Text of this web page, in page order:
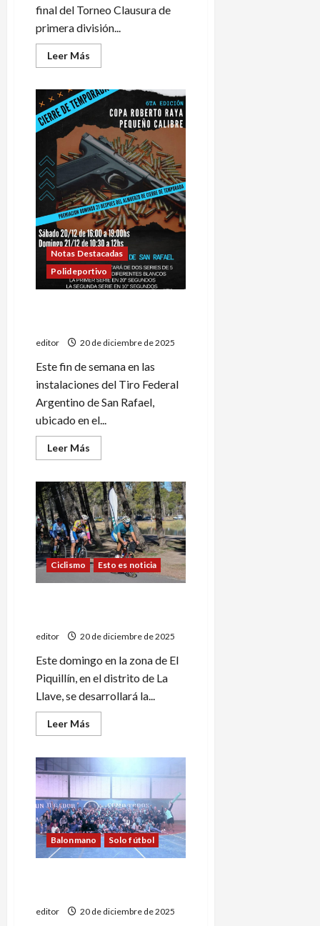
final del Torneo Clausura de
primera división...
Leer Más
más
Tenis
Club
gritó
¡¡Tricampeón!!
Notas Destacadas
Polideportivo
editor 20 de diciembre de 2025
Este fin de semana en las
instalaciones del Tiro Federal
Argentino de San Rafael,
ubicado en el...
Leer Más
más
VI
edición
de
la
Copa
«Roberto
Raya»
Ciclismo Esto es noticia
editor 20 de diciembre de 2025
Este domingo en la zona de El
Piquillín, en el distrito de La
Llave, se desarrollará la...
Leer Más
más
acerca
de
la
Temporada
de
Ruta
Balonmano Solo fútbol
editor 20 de diciembre de 2025